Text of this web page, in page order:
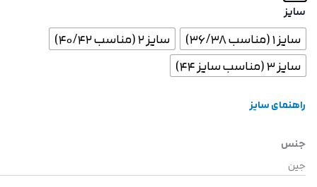
سایز
سایز 1 (مناسب 36/38)
سایز 2 (مناسب 40/42)
سایز 3 (مناسب سایز 44)
راهنمای سایز
جنس
جین